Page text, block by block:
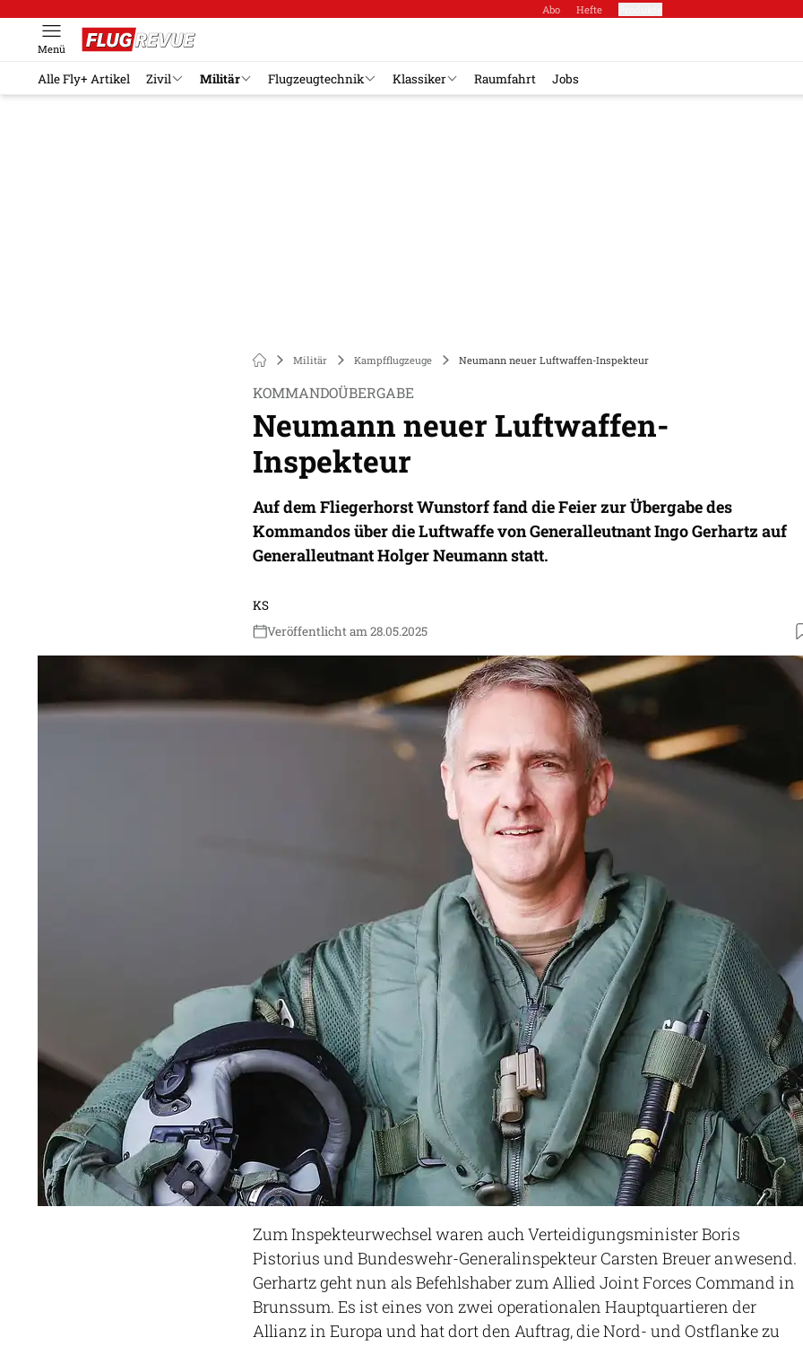
Abo Hefte
Menü
Alle Fly+ Artikel Zivil Militär Flugzeugtechnik Klassiker Raumfahrt Jobs
Militär Kampfflugzeuge Neumann neuer Luftwaffen-Inspekteur
KOMMANDOÜBERGABE
Neumann neuer Luftwaffen-
Inspekteur
Auf dem Fliegerhorst Wunstorf fand die Feier zur Übergabe des
Kommandos über die Luftwaffe von Generalleutnant Ingo Gerhartz auf
Generalleutnant Holger Neumann statt.
KS
Veröffentlicht am 28.05.2025
Zum Inspekteurwechsel waren auch Verteidigungsminister Boris
Pistorius und Bundeswehr-Generalinspekteur Carsten Breuer anwesend.
Gerhartz geht nun als Befehlshaber zum Allied Joint Forces Command in
Brunssum. Es ist eines von zwei operationalen Hauptquartieren der
Allianz in Europa und hat dort den Auftrag, die Nord- und Ostflanke zu